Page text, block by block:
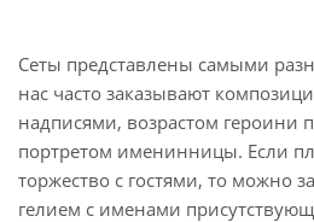
Сеты представлены самыми
нас часто заказывают
надписями, возрастом героини
портретом именинницы. Если
торжество с гостями, то можно
гелием с именами